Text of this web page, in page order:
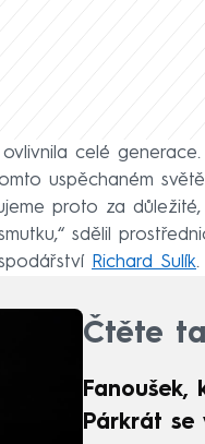
celé
uspěchaném
proto za
sdělil
Richard Sulík.
Čtěte
Fanoušek,
Párkrát